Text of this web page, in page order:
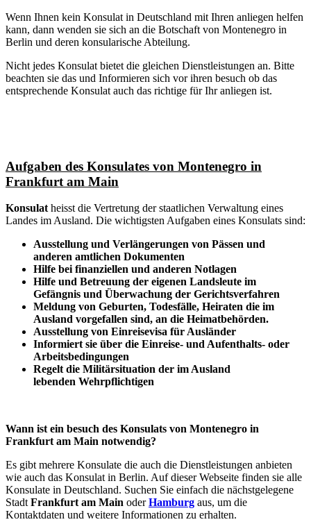
Wenn Ihnen kein Konsulat in Deutschland mit Ihren anliegen helfen
kann, dann wenden sie sich an die Botschaft von Montenegro in
Berlin und deren konsularische Abteilung.
Nicht jedes Konsulat bietet die gleichen Dienstleistungen an. Bitte
beachten sie das und Informieren sich vor ihren besuch ob das
entsprechende Konsulat auch das richtige für Ihr anliegen ist.
Aufgaben des Konsulates von Montenegro in
Frankfurt am Main
Konsulatheisst die Vertretung der staatlichen Verwaltung eines
Landes im Ausland. Die wichtigsten Aufgaben eines Konsulats sind:
Ausstellung und Verlängerungen von Pässen und
anderen amtlichen Dokumenten
Hilfe bei finanziellen und anderen Notlagen
Hilfe und Betreuung der eigenen Landsleute im
Gefängnis und Überwachung der Gerichtsverfahren
Meldung von Geburten, Todesfälle, Heiraten die im
Ausland vorgefallen sind, an die Heimatbehörden.
Ausstellung von Einreisevisa für Ausländer
Informiert sie über die Einreise- und Aufenthalts- oder
Arbeitsbedingungen
Regelt die Militärsituation der im Ausland
lebenden Wehrpflichtigen
Wann ist ein besuch des Konsulats von Montenegro in
Frankfurt am Main notwendig?
Es gibt mehrere Konsulate die auch die Dienstleistungen anbieten
wie auch das Konsulat in Berlin. Auf dieser Webseite finden sie alle
Konsulate in Deutschland. Suchen Sie einfach die nächstgelegene
StadtFrankfurt am Main oderHamburg aus, um die
Kontaktdaten und weitere Informationen zu erhalten.